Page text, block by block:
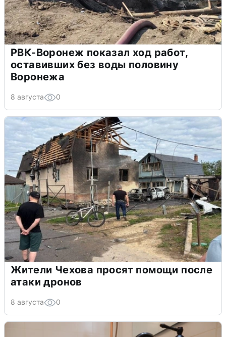
РВК-Воронеж показал ход работ,
оставивших без воды половину
Воронежа
8 августа 0
Жители Чехова просят помощи после
атаки дронов
8 августа 0